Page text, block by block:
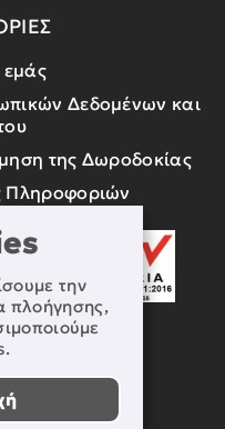
την
πλοήγησης,
εμάς
Δεδομένων και
της Δωροδοκίας
Πληροφοριών